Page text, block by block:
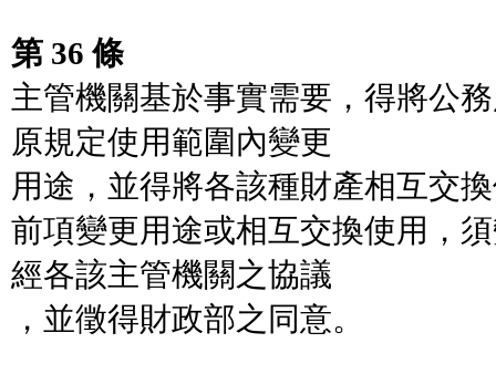
第 36 條
主管機關基於事實需要，得將公
原規定使用範圍內變更
用途，並得將各該種財產相互交
前項變更用途或相互交換使用，
經各該主管機關之協議
，並徵得財政部之同意。